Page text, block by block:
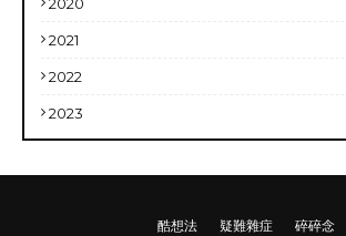
2021
2022
2023
酷想法 疑難雜症 碎碎念